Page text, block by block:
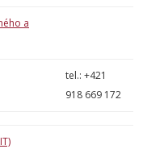
a
tel.: +421
918 669 172